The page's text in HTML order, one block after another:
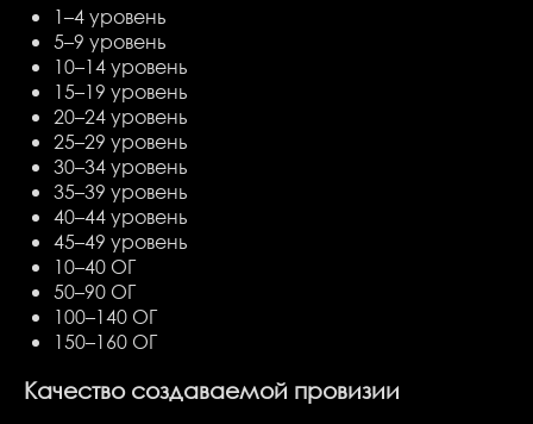
1–4 уровень
5–9 уровень
10–14 уровень
15–19 уровень
20–24 уровень
25–29 уровень
30–34 уровень
35–39 уровень
40–44 уровень
45–49 уровень
10–40 ОГ
50–90 ОГ
100–140 ОГ
150–160 ОГ
Качество создаваемой провизии